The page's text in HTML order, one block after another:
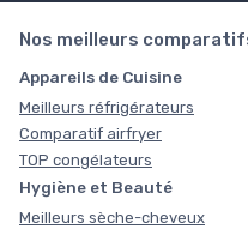
Nos meilleurs
Appareils de Cuisine
Meilleurs réfrigérateurs
Comparatif airfryer
TOP congélateurs
Hygiène et Beauté
Meilleurs sèche-cheveux